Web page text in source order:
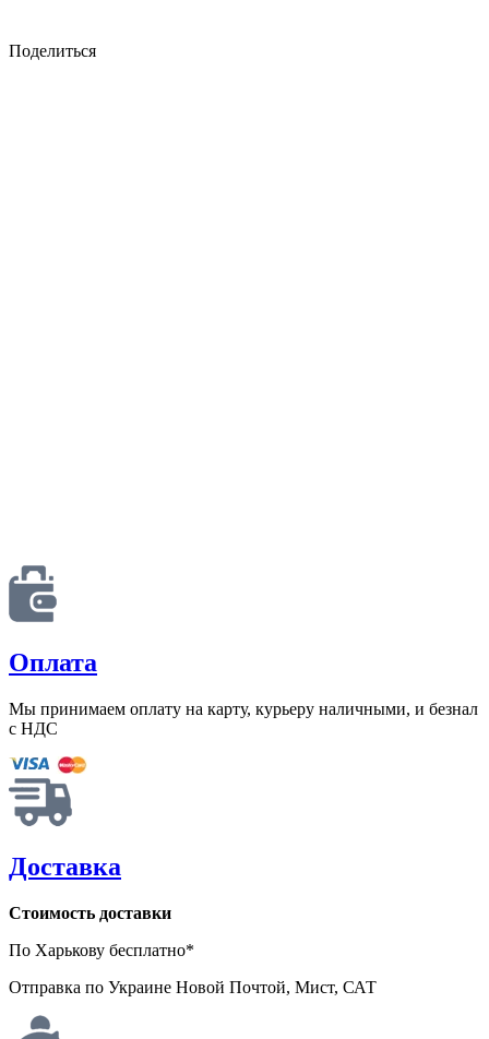
Поделиться
Оплата
Мы принимаем оплату на карту, курьеру наличными, и безнал
с НДС
Доставка
Стоимость доставки
По Харькову бесплатно*
Отправка по Украине Новой Почтой, Мист, САТ